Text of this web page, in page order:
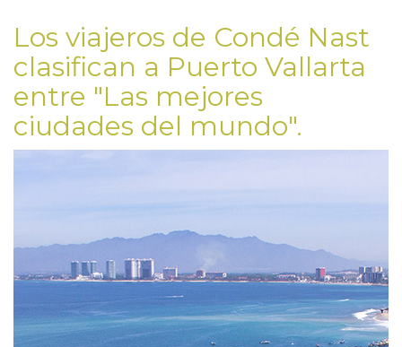
Los viajeros de Condé Nast
clasifican a Puerto Vallarta
entre "Las mejores
ciudades del mundo".